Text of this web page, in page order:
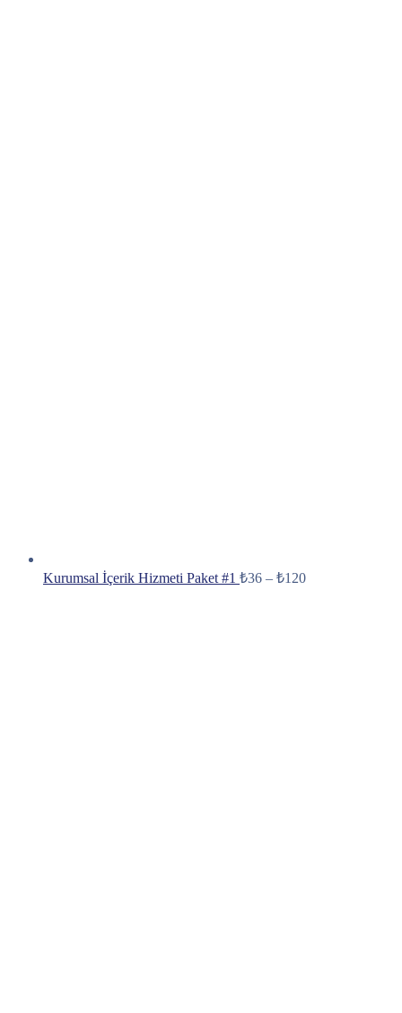
Kurumsal İçerik Hizmeti Paket #1 ₺36 – ₺120